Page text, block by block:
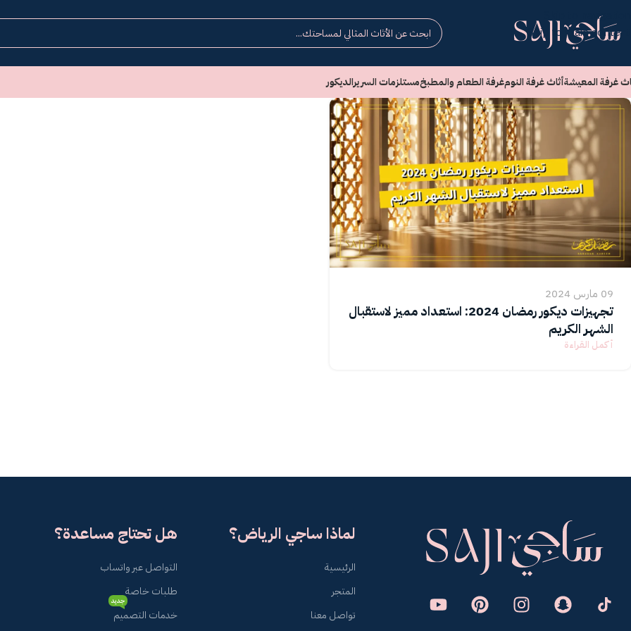
Skip to navigation
Skip to main content
غرفة المعيشةأثاث غرفة النومغرفة الطعام والمطبخمستلزمات السريرالديكور
09 مارس 2024
تجهيزات ديكور رمضان 2024: استعداد مميز لاستقبال
الشهر الكريم
أكمل القراءة
لماذا ساجي الرياض؟
الرئيسية
المتجر
تواصل معنا
هل تحتاج مساعدة؟
التواصل عبر واتساب
طلبات خاصة
خدمات التصميم
جديد